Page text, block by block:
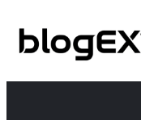
prie
turinio